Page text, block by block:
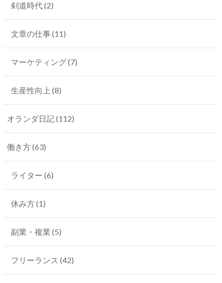
剣道時代(2)
文章の仕事(11)
マーケティング(7)
生産性向上 (8)
オランダ日記(112)
働き方(63)
ライター (6)
休み方(1)
副業・複業 (5)
フリーランス (42)